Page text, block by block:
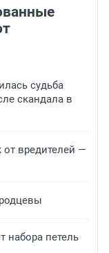
судьба
скандала в
от вредителей —
набора петель